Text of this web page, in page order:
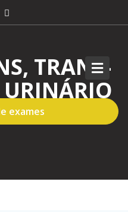
exames
TRANS-